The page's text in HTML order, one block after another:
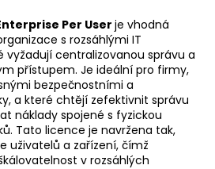
Per User je vhodná
s rozsáhlými IT
vyžadují centralizovanou správu a
přístupem. Je ideální pro firmy,
bezpečnostními a
a které chtějí zefektivnit správu
náklady spojené s fyzickou
Tato licence je navržena tak,
uživatelů a zařízení, čímž
v rozsáhlých